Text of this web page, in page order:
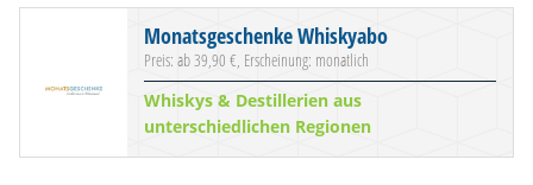
Monatsgeschenke Whiskyabo
Preis: ab 39,90 €, Erscheinung: monatlich
Whiskys & Destillerien aus
unterschiedlichen Regionen